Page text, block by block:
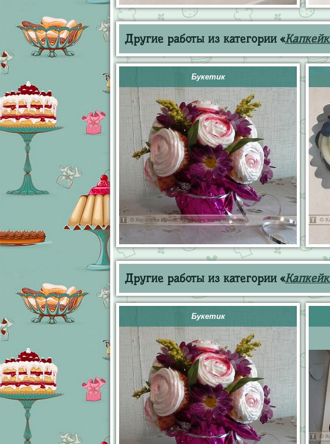
Другие работы из категории «
Букетик
Другие работы из категории «
Букетик